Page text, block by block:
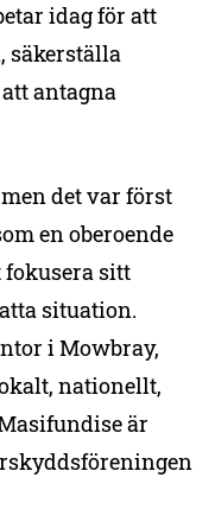
idag för att
säkerställa
antagna
det var först
en oberoende
sitt
situation.
i Mowbray,
nationellt,
är